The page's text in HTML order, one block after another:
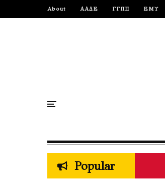
About ΑΑΔΕ ΓΓΠΠ ΕΜΥ
Popular